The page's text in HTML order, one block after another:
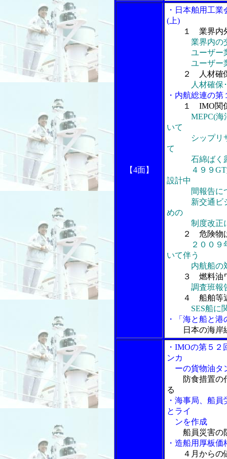
【4面】
・日本舶用工
(上)
１ 業界内
業界内の
ユーザー業
ユーザー業
２ 人材確
人材確保
・内航総連の
１ IMO関
MEPC(海
いて
シップリサ
て
石綿ばく露
４９９GT型
設計中
間報告に
新交通ビジ
めの
制度改正に
２ 危険物
２００
いて伴う
内航船の対
３ 燃料油
調査班報
４ 船舶等
SES船に
・「海と船と
日本の海岸
・IMOの第５
ンカ
ーの貨物油タ
防食措置の
る
・海事局、船
とライ
ンを作成
船員災害の
・造船用厚板
４月からの